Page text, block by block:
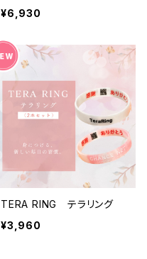
特殊加工 テラヘルツライ
ナー 1枚
¥6,930
TERA RING テラリング
¥3,960